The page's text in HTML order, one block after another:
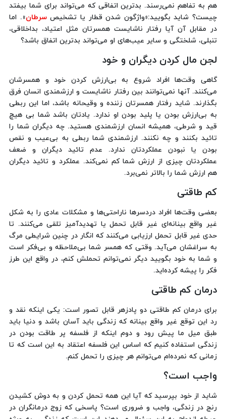
هم به تفاهم نمی‌رسند. بدترین اتفاقی که می‌تواند برای شما بیفتد
چیست؟ شاید بگویید:«واژگون شدن قطار یا تشخیصسرطان». اما
در مقابل آن آیا رفتار ناشایست همسرتان مثل اعتیاد، بداخلاقی،
تنبلی، شلختگی و سایر عیب‌های او می‌تواند بدترین اتفاق باشد؟
لجن مال کردن دیگران و خود
گاهی وقت‌ها افراد شروع به بی‌ارزش کردن خود و همسرشان
می‌کنند. آنها نمی‌توانند بین رفتار ناشایست و ارزشمندی انسان فرق
بگذارند. شاید رفتار همسرتان زننده و وقیحانه باشد، اما این ربطی
به بی‌ارزش بودن یا پلید بودن او ندارد. یادتان باشد شما بی هیچ
قید و شرطی، همیشه انسان ارزشمندی هستید. چه دیگران شما را
تائید بکنند و چه نکنند. ارزشمندی شما ربطی به بی‌عیب و نقص
بودن یا نبودن عملکردتان ندارد. عدم تائید دیگران و ضعف
عملکردتان چیزی از ارزش شما کم نمی‌کند. عملکرد و تائید دیگران
هم ارزش شما را بالاتر نمی‌برد.
کم طاقتی
بعضی وقت‌ها افراد دردسرها ناراحتی‌ها و مشکلات عادی را به شکل
غیر واقع بینانه‌ای غیر قابل تحمل یا تهدیدآمیز تلقی می‌کنند. تا
حدی غیر قابل تحمل ارزیابی می‌کنند که انگار در چنین شرایطی مرگ
به سراغشان می‌آید. وقتی که همسر شما بی‌ملاحظه و بی‌فکر است
و شما به خود بگویید دیگر نمی‌توانم تحملش کنم، در واقع این طرز
فکر را پیشه کرده‌اید.
درمان کم طاقتی
برای درمان کم طاقتی دو پادزهر قابل تصور است: یکی اینکه نقد و
رد این توقع غیر واقع بینانه که زندگی باید آسان باشد و دنیا باید
طبق میل ما پیش رود و دوم اینکه از فلسفه پر طاقت بودن در
زندگی استفاده کنیم که اساس این فلسفه اعتقاد به این است که تا
زمانی که نمرده‌ام می‌توانم هر چیزی را تحمل کنم.
واجب است؟
شاید از خود بپرسید که آیا این همه تحمل کردن و به دوش کشیدن
رنج در زندگی، واجب و ضروری است؟ پاسخی که زوج درمانگران در